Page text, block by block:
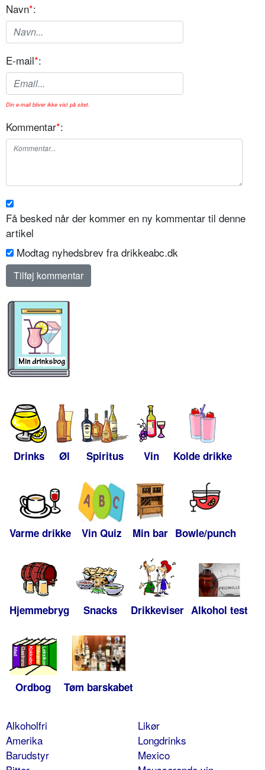
Navn*:
E-mail*:
Din e-mail bliver ikke vist på sitet.
Kommentar*:
Få besked når der kommer en ny kommentar til denne
artikel
Modtag nyhedsbrev fra drikkeabc.dk
Drinks Øl Spiritus Vin Kolde drikke
Varme drikke Vin Quiz Min bar Bowle/punch
Hjemmebryg Snacks Drikkeviser Alkohol test
Ordbog Tøm barskabet
Alkoholfri
Amerika
Barudstyr
Likør
Longdrinks
Mexico